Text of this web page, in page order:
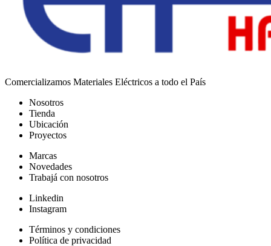
Comercializamos Materiales Eléctricos a todo el País
Nosotros
Tienda
Ubicación
Proyectos
Marcas
Novedades
Trabajá con nosotros
Linkedin
Instagram
Términos y condiciones
Política de privacidad